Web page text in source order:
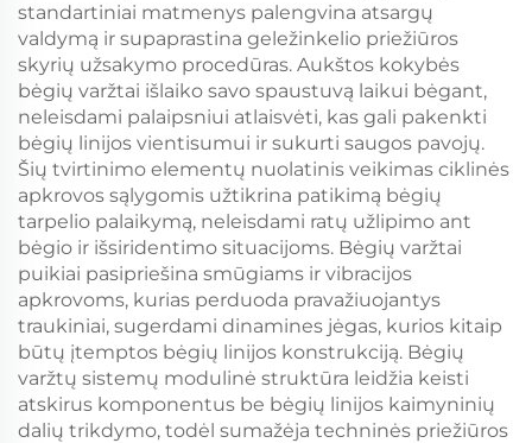
standartiniai matmenys palengvina atsargų
valdymą ir supaprastina geležinkelio priežiūros
skyrių užsakymo procedūras. Aukštos kokybės
bėgių varžtai išlaiko savo spaustuvą laikui bėgant,
neleisdami palaipsniui atlaisvėti, kas gali pakenkti
bėgių linijos vientisumui ir sukurti saugos pavojų.
Šių tvirtinimo elementų nuolatinis veikimas ciklinės
apkrovos sąlygomis užtikrina patikimą bėgių
tarpelio palaikymą, neleisdami ratų užlipimo ant
bėgio ir išsiridentimo situacijoms. Bėgių varžtai
puikiai pasipriešina smūgiams ir vibracijos
apkrovoms, kurias perduoda pravažiuojantys
traukiniai, sugerdami dinamines jėgas, kurios kitaip
būtų įtemptos bėgių linijos konstrukciją. Bėgių
varžtų sistemų modulinė struktūra leidžia keisti
atskirus komponentus be bėgių linijos kaimyninių
dalių trikdymo, todėl sumažėja techninės priežiūros